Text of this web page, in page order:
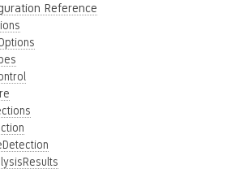
Reference